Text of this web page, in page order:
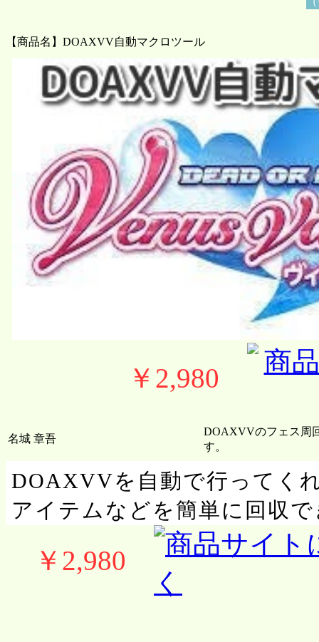
【商品名】DOAXVV自動マクロツール
￥2,980
名城 章吾
DOAXVVのフェス周
す。
DOAXVVを自動で行ってく
アイテムなどを簡単に回収
￥2,980